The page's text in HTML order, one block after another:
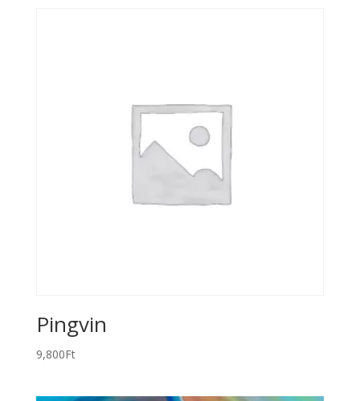
Pingvin
9,800Ft